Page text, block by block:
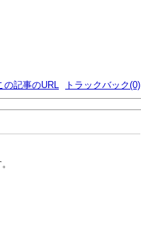
の記事のURL トラックバック(0)